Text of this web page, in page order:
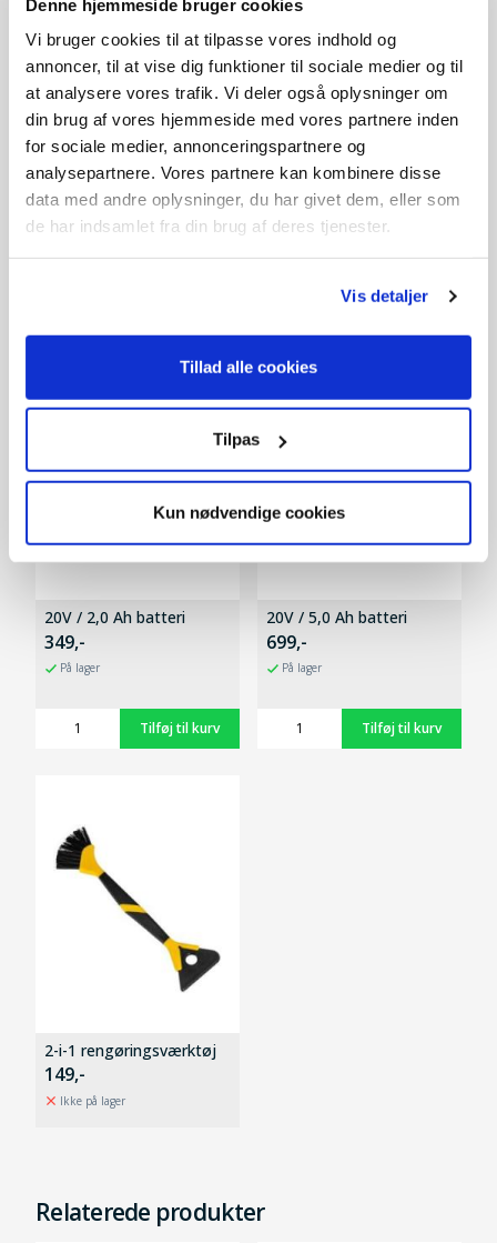
Denne hjemmeside bruger cookies
Vi bruger cookies til at tilpasse vores indhold og
annoncer, til at vise dig funktioner til sociale medier og til
at analysere vores trafik. Vi deler også oplysninger om
din brug af vores hjemmeside med vores partnere inden
for sociale medier, annonceringspartnere og
analysepartnere. Vores partnere kan kombinere disse
data med andre oplysninger, du har givet dem, eller som
de har indsamlet fra din brug af deres tjenester.
Vis detaljer
Tillad alle cookies
Tilpas
Kun nødvendige cookies
20V hurtiglader
199,-
På lager
20V dobbelt hurtiglader
299,-
På lager
20V / 2,0 Ah batteri
349,-
På lager
20V / 5,0 Ah batteri
699,-
På lager
2-i-1 rengøringsværktøj
149,-
Ikke på lager
Relaterede produkter